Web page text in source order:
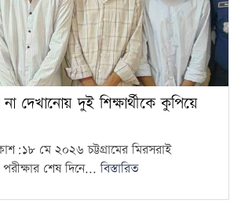
দেখানোয় দুই শিক্ষার্থীকে কুপিয়ে
মে ২০২৬ চট্টগ্রামের মিরসরাই
শেষ দিনে...বিস্তারিত